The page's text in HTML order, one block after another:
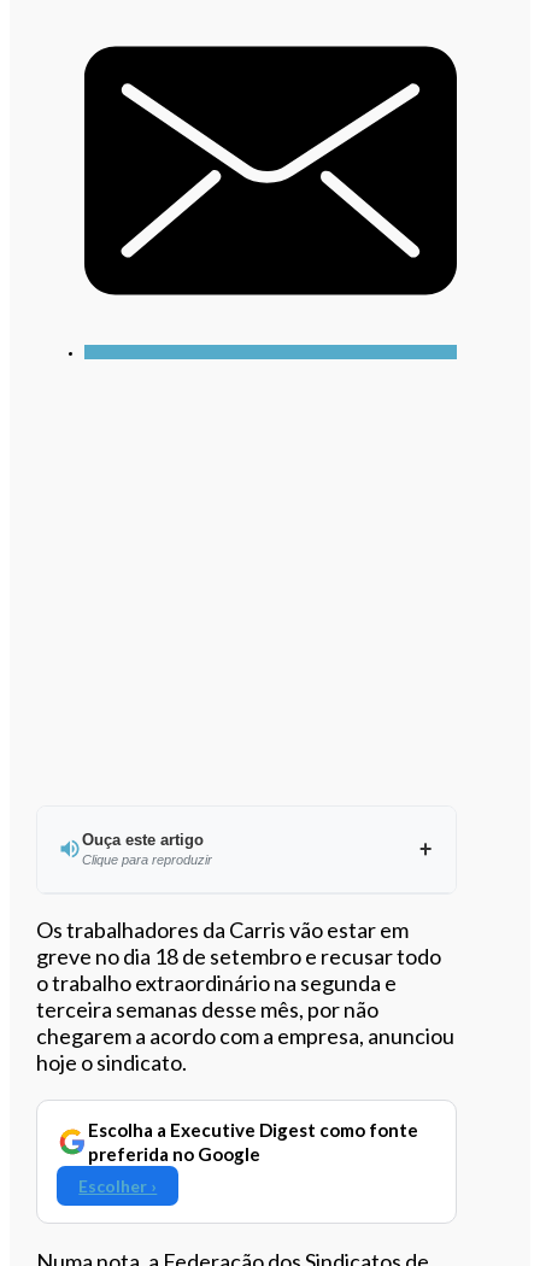
Ouça este artigo
Clique para reproduzir
Ouvir este artigo
Os trabalhadores da Carris vão estar em
greve no dia 18 de setembro e recusar todo
o trabalho extraordinário na segunda e
terceira semanas desse mês, por não
chegarem a acordo com a empresa, anunciou
hoje o sindicato.
Escolha a Executive Digest como fonte
preferida no Google
Escolher ›